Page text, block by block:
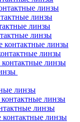
линзы
линзы
линзы
линзы
контактные линзы
линзы
линзы
линзы
линзы
линзы
линзы